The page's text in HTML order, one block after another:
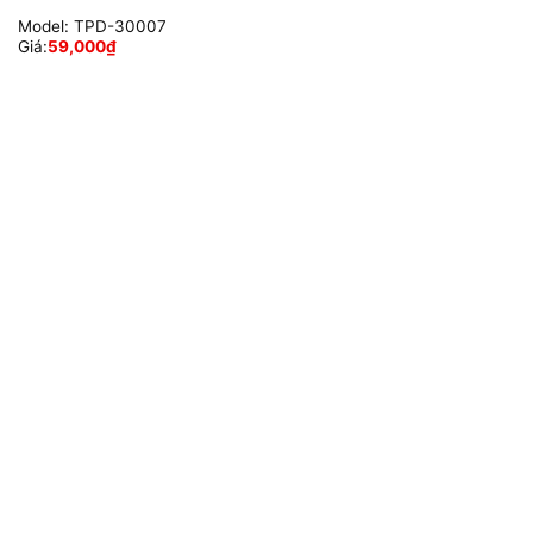
Model: TPD-30007
Giá:59,000₫